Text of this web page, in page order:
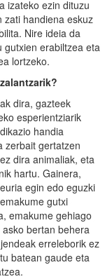
izateko ezin dituzu
zati handiena eskuz
Nire ideia da
erabiltzea eta
lortzeko.
zalantzarik?
dira, gazteek
esperientziarik
handia
zerbait gertatzen
dira animaliak, eta
hartu. Gainera,
egin edo eguzki
gutxi
emakume gehiago
bertan behera
erreleborik ez
batean gaude eta